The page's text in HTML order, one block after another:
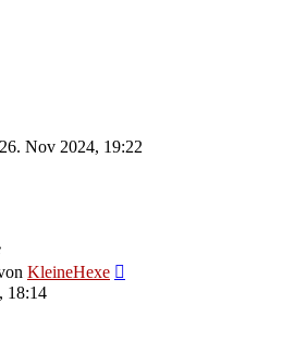
Nov 2024, 19:22
KleineHexe
18:14